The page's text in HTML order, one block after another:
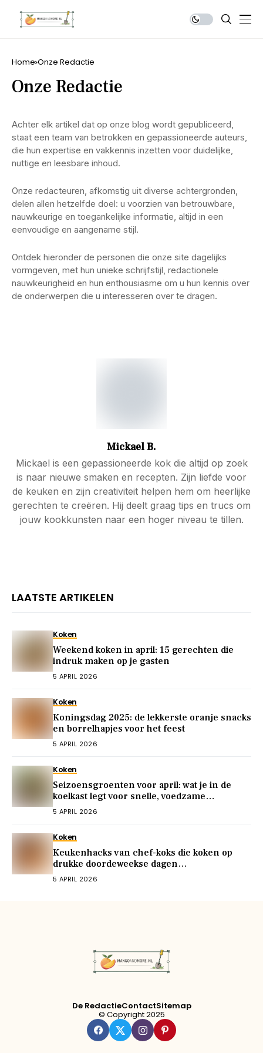
Home Onze Redactie
Onze Redactie
Achter elk artikel dat op onze blog wordt gepubliceerd,
staat een team van betrokken en gepassioneerde auteurs,
die hun expertise en vakkennis inzetten voor duidelijke,
nuttige en leesbare inhoud.
Onze redacteuren, afkomstig uit diverse achtergronden,
delen allen hetzelfde doel: u voorzien van betrouwbare,
nauwkeurige en toegankelijke informatie, altijd in een
eenvoudige en aangename stijl.
Ontdek hieronder de personen die onze site dagelijks
vormgeven, met hun unieke schrijfstijl, redactionele
nauwkeurigheid en hun enthousiasme om u hun kennis over
de onderwerpen die u interesseren over te dragen.
Mickael B.
Mickael is een gepassioneerde kok die altijd op zoek
is naar nieuwe smaken en recepten. Zijn liefde voor
de keuken en zijn creativiteit helpen hem om heerlijke
gerechten te creëren. Hij deelt graag tips en trucs om
jouw kookkunsten naar een hoger niveau te tillen.
LAATSTE ARTIKELEN
Koken
Weekend koken in april: 15 gerechten die
indruk maken op je gasten
5 APRIL 2026
Koken
Koningsdag 2025: de lekkerste oranje snacks
en borrelhapjes voor het feest
5 APRIL 2026
Koken
Seizoensgroenten voor april: wat je in de
koelkast legt voor snelle, voedzame
maaltijden
5 APRIL 2026
Koken
Keukenhacks van chef-koks die koken op
drukke doordeweekse dagen
vereenvoudigen
5 APRIL 2026
De RedactieContactSitemap
© Copyright 2025